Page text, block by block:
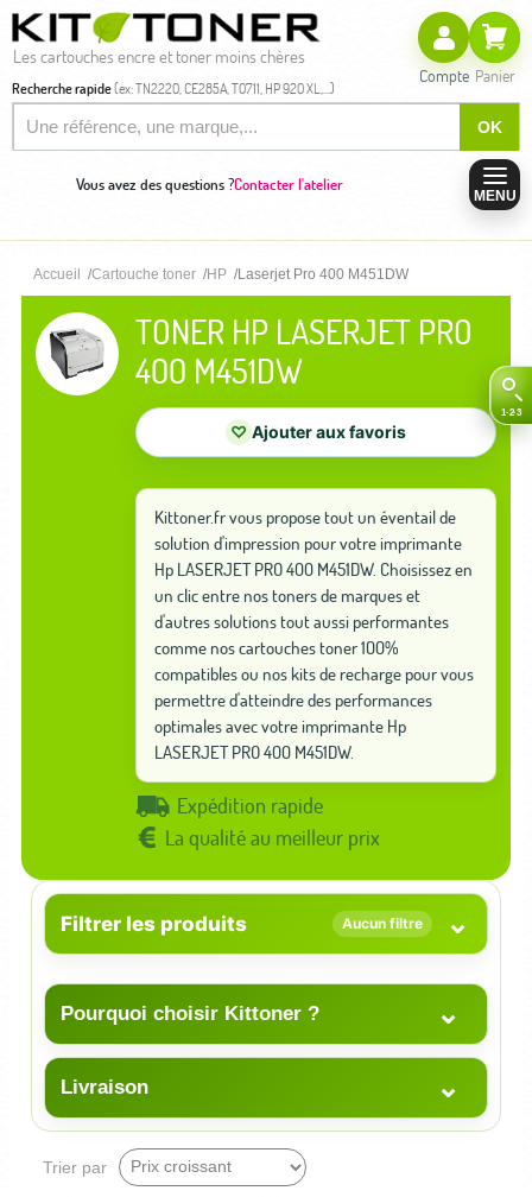
Les cartouches encre et toner moins chères
Recherche rapide(ex: TN2220, CE285A, T0711, HP 920 XL,...)
OK
Compte Panier
Vous avez des questions ?Contacter l'atelier
MENU
Accueil Cartouche toner HP Laserjet Pro 400 M451DW
TONER HP LASERJET PRO
400 M451DW
♡ Ajouter aux favoris
Kittoner.fr vous propose tout un éventail de
solution d'impression pour votre imprimante
Hp LASERJET PRO 400 M451DW. Choisissez en
un clic entre nos toners de marques et
d'autres solutions tout aussi performantes
comme nos cartouches toner 100%
compatibles ou nos kits de recharge pour vous
permettre d'atteindre des performances
optimales avec votre imprimante Hp
LASERJET PRO 400 M451DW.
Expédition rapide
La qualité au meilleur prix
Filtrer les produits Aucun filtre ⌄
Pourquoi choisir Kittoner ? ⌄
Livraison ⌄
Trier par